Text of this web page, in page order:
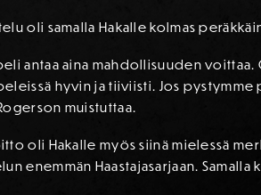
oli samalla Hakalle kolmas
antaa aina mahdollisuuden
hyvin ja tiiviisti. Jos
muistuttaa.
oli Hakalle myös siinä mielessä
enemmän Haastajasarjaan.